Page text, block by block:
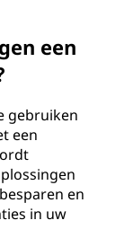
een
gebruiken
een
en
in uw